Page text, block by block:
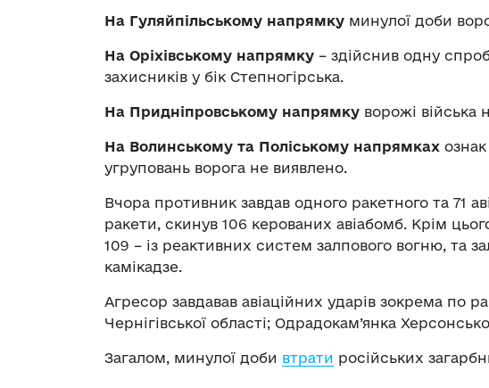
На Гуляйпільському напрямку минулої доби
На Оріхівському напрямку – здійснив одну
захисників у бік Степногірська.
На Придніпровському напрямку ворожі війська
На Волинському та Поліському напрямках
угруповань ворога не виявлено.
Вчора противник завдав одного ракетного та 71
ракети, скинув 106 керованих авіабомб. Крім
109 – із реактивних систем залпового вогню, та
камікадзе.
Агресор завдавав авіаційних ударів зокрема по
Чернігівської області; Одрадокам’янка
Загалом, минулої доби втрати російських